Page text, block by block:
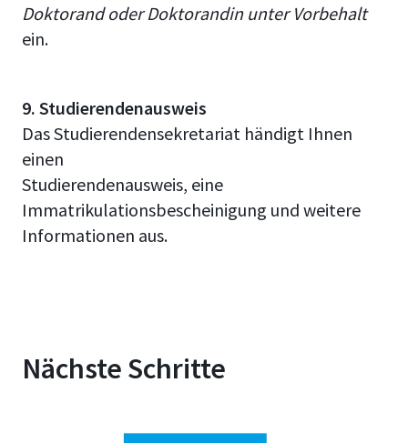
Doktorand oder Doktorandin unter Vorbehalt
ein.
9. Studierendenausweis
Das Studierendensekretariat händigt Ihnen
einen
Studierendenausweis, eine
Immatrikulationsbescheinigung und weitere
Informationen aus.
Nächste Schritte